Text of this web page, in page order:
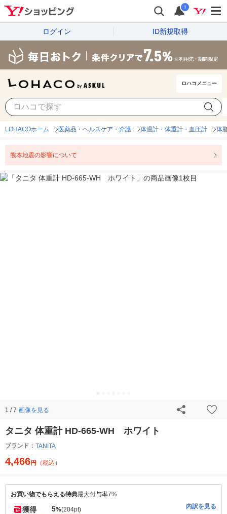
i
ログイン ID新規取得
ロハコメニュー
LOHACOホーム 医薬品・ヘルスケア・介護 体温計・体重計・血圧計 体
熊本地震の影響について
1 / 7 画像を見る
タニタ 体重計 HD-665-WH ホワイト
ブランド： TANITA
4,466円 （税込）
お買い物でもらえる特典最大付与率7%
獲得 5%(204pt) 内訳を見る